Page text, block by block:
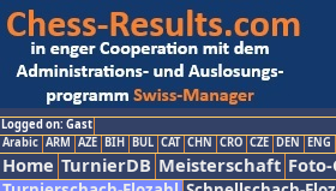
Logged on: Gast
Arabic ARM AZE BIH BUL CAT CHN CRO CZE DEN ENG
Home TurnierDB Meisterschaft